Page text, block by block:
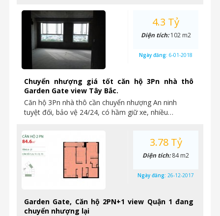
Chuyển nhượng giá tốt căn hộ 3Pn nhà thô
Garden Gate view Tây Bắc.
Căn hộ 3Pn nhà thô cần chuyển nhượng An ninh
tuyệt đối, bảo vệ 24/24, có hầm giữ xe, nhiều…
4.3 Tỷ
Diện tích:102 m2
Ngày đăng: 6-01-2018
Garden Gate, Căn hộ 2PN+1 view Quận 1 đang
chuyển nhượng lại
3.78 Tỷ
Diện tích:84 m2
Ngày đăng: 26-12-2017